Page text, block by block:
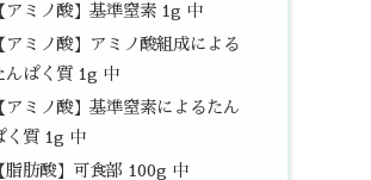
アミノ酸】基準窒素 1g 中
アミノ酸】アミノ酸組成による
んぱく質 1g 中
アミノ酸】基準窒素によるたん
く質 1g 中
脂肪酸】可食部 100g 中